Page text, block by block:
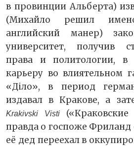
в провинции Альберта)
(Михайло решил
английский манер)
университет, получив
права и политологии, в
карьеру во влиятельном
«Діло», в период
издавал в Кракове, а
Krakivski Visti(«Краковские
правда о госпоже Фриланд
её дед переехал в